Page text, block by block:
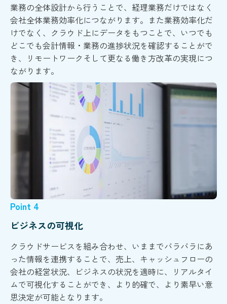
業務の全体設計から行うことで、経理業務だけではなく
会社全体業務効率化につながります。また業務効率化だ
けでなく、クラウド上にデータをもつことで、いつでも
どこでも会計情報・業務の進捗状況を確認することがで
き、リモートワークそして更なる働き方改革の実現につ
ながります。
Point 4
ビジネスの可視化
クラウドサービスを組み合わせ、いままでバラバラにあ
った情報を連携することで、売上、キャッシュフローの
会社の経営状況、ビジネスの状況を適時に、リアルタイ
ムで可視化することができ、より的確で、より素早い意
思決定が可能となります。